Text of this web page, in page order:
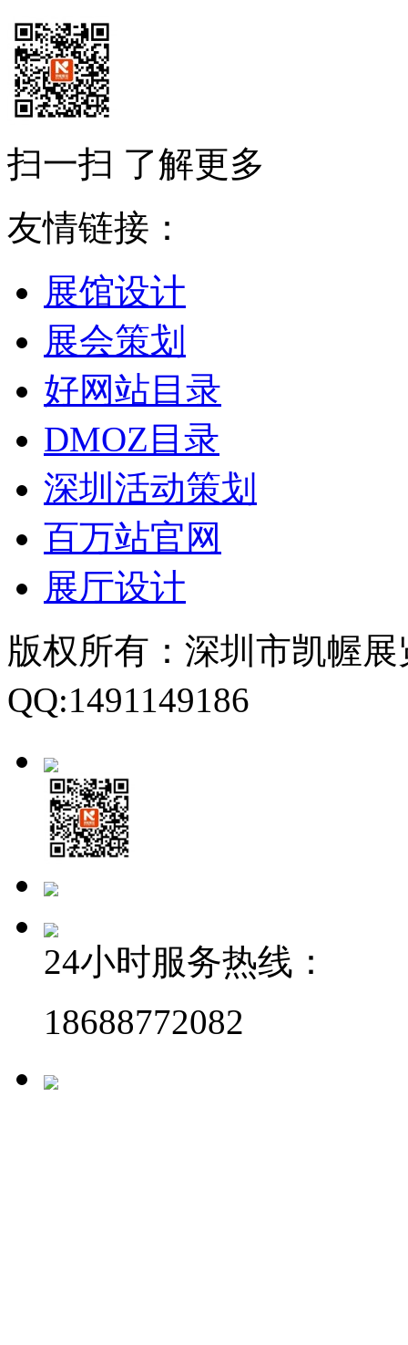
扫一扫 了解更多
友情链接：
展馆设计
展会策划
好网站目录
DMOZ目录
深圳活动策划
百万站官网
展厅设计
版权所有：深圳市凯幄
QQ:1491149186
24小时服务热线：
18688772082